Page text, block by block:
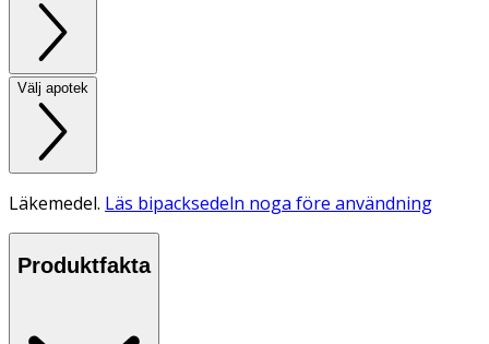
Välj apotek
Läkemedel. Läs bipacksedeln noga före användning
Produktfakta